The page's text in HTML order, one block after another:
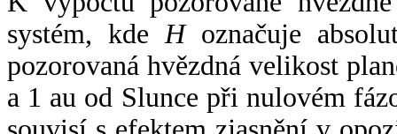
systém, kde Hoznačuje
pozorovaná hvězdná velikost
a 1 au od Slunce při nulovém